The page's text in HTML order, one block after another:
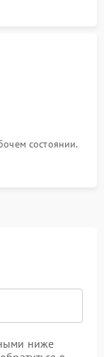
состоянии.
ниже